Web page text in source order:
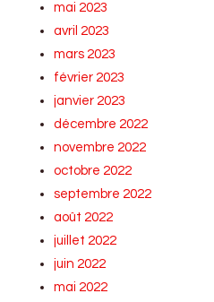
mai 2023
avril 2023
mars 2023
février 2023
janvier 2023
décembre 2022
novembre 2022
octobre 2022
septembre 2022
août 2022
juillet 2022
juin 2022
mai 2022